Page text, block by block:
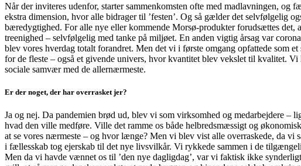
Når der inviteres udenfor, starter sammenkomsten ofte med madlavningen, og
ekstra dimension, hvor alle bidrager til ’festen’. Og så gælder det selvfølgelig
bæredygtighed. For alle nye eller kommende Morsø-produkter forudsættes det,
treenighed – selvfølgelig med tanke på miljøet. En anden vigtig årsag var
blev vores hverdag totalt forandret. Men det vi i første omgang opfattede som
for de fleste – også et givende univers, hvor kvantitet blev vekslet til kvalitet.
sociale samvær med de allernærmeste.
Er der noget, der har overrasket jer?
Ja og nej. Da pandemien brød ud, blev vi som virksomhed og medarbejdere –
hvad den ville medføre. Ville det ramme os både helbredsmæssigt og
at se vores nærmeste – og hvor længe? Men vi blev vist alle overraskede, da vi
i fællesskab tog ejerskab til det nye livsvilkår. Vi rykkede sammen i de
Men da vi havde vænnet os til ’den nye dagligdag’, var vi faktisk ikke